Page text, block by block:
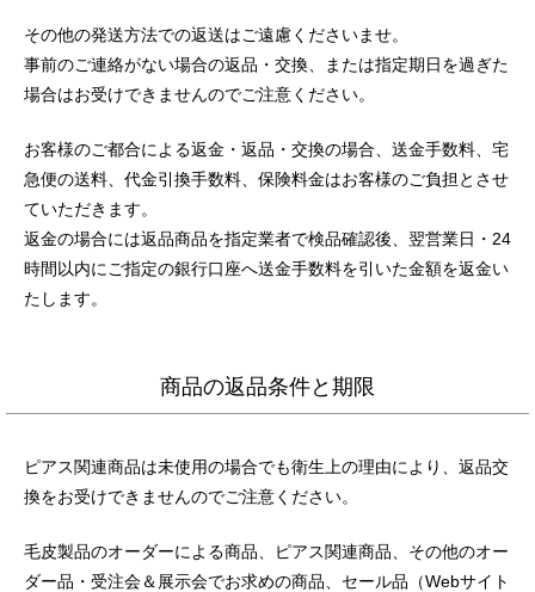
その他の発送方法での返送はご遠慮くださいませ。
事前のご連絡がない場合の返品・交換、または指定期日を過ぎた
場合はお受けできませんのでご注意ください。
お客様のご都合による返金・返品・交換の場合、送金手数料、宅
急便の送料、代金引換手数料、保険料金はお客様のご負担とさせ
ていただきます。
返金の場合には返品商品を指定業者で検品確認後、翌営業日・24
時間以内にご指定の銀行口座へ送金手数料を引いた金額を返金い
たします。
商品の返品条件と期限
ピアス関連商品は未使用の場合でも衛生上の理由により、返品交
換をお受けできませんのでご注意ください。
毛皮製品のオーダーによる商品、ピアス関連商品、その他のオー
ダー品・受注会＆展示会でお求めの商品、セール品（Webサイト